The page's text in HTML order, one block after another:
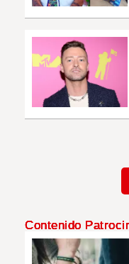
Contenido